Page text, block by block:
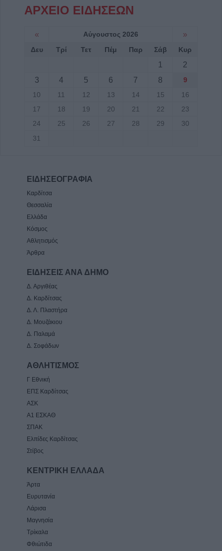
ΑΡΧΕΙΟ ΕΙΔΗΣΕΩΝ
« Αύγουστος 2026 »
Δευ Τρί Τετ Πέμ Παρ Σάβ Κυρ
1
2
3
4 5 6 7 8
9
10
11 12 13 14 15
16
17
18 19 20 21 22
23
24
25 26 27 28 29
30
31
ΕΙΔΗΣΕΟΓΡΑΦΙΑ
Καρδίτσα
Θεσσαλία
Ελλάδα
Κόσμος
Αθλητισμός
Άρθρα
ΕΙΔΗΣΕΙΣ ΑΝΑ ΔΗΜΟ
Δ. Αργιθέας
Δ. Καρδίτσας
Δ. Λ. Πλαστήρα
Δ. Μουζάκιου
Δ. Παλαμά
Δ. Σοφάδων
ΑΘΛΗΤΙΣΜΟΣ
Γ Εθνική
ΕΠΣ Καρδίτσας
ΑΣΚ
Α1 ΕΣΚΑΘ
ΣΠΑΚ
Ελπίδες Καρδίτσας
Στίβος
ΚΕΝΤΡΙΚΗ ΕΛΛΑΔΑ
Άρτα
Ευρυτανία
Λάρισα
Μαγνησία
Τρίκαλα
Φθιώτιδα